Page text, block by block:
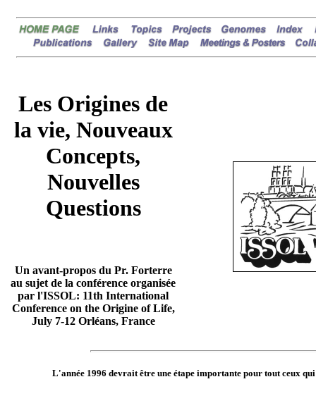
Les Origines de
la vie, Nouveaux
Concepts,
Nouvelles
Questions
Un avant-propos du Pr. Forterre
au sujet de la conférence organisée
par l'ISSOL: 11th International
Conference on the Origine of Life,
July 7-12 Orléans, France
L'année 1996 devrait être une étape importante pour tout ceux